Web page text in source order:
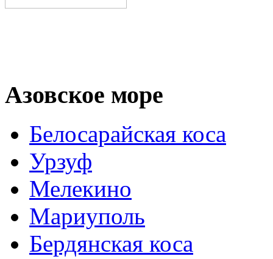
Азовское море
Белосарайская коса
Урзуф
Мелекино
Мариуполь
Бердянская коса